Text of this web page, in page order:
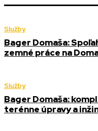
Služby
Bager Domaša:
zemné práce na
Služby
Bager Domaša:
terénne úpravy a